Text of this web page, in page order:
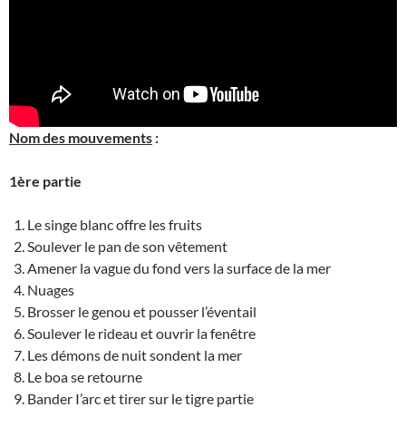
Nom des mouvements :
1ère partie
Le singe blanc offre les fruits
Soulever le pan de son vêtement
Amener la vague du fond vers la surface de la mer
Nuages
Brosser le genou et pousser l’éventail
Soulever le rideau et ouvrir la fenêtre
Les démons de nuit sondent la mer
Le boa se retourne
Bander I’arc et tirer sur le tigre partie